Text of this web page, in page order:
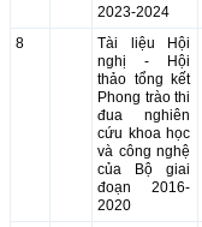
2023-2024
8
Tài liệu Hội
nghị - Hội
thảo tổng kết
Phong trào thi
đua nghiên
cứu khoa học
và công nghệ
của Bộ giai
đoạn 2016-
2020